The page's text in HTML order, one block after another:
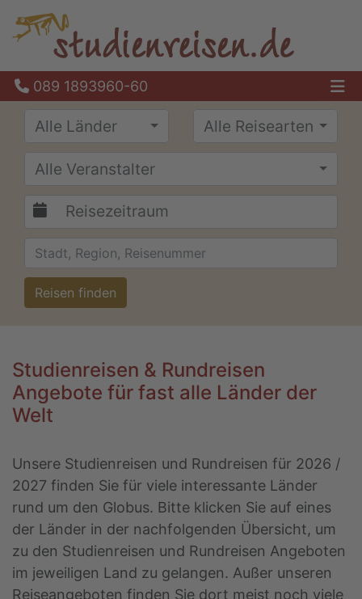
089 1893960-60
Alle Länder
Alle Reisearten
Alle Veranstalter
Reisen finden
Studienreisen & Rundreisen
Angebote für fast alle Länder der
Welt
Unsere Studienreisen und Rundreisen für 2026 /
2027 finden Sie für viele interessante Länder
rund um den Globus. Bitte klicken Sie auf eines
der Länder in der nachfolgenden Übersicht, um
zu den Studienreisen und Rundreisen Angeboten
im jeweiligen Land zu gelangen. Außer unseren
Reiseangeboten finden Sie dort meist noch viele